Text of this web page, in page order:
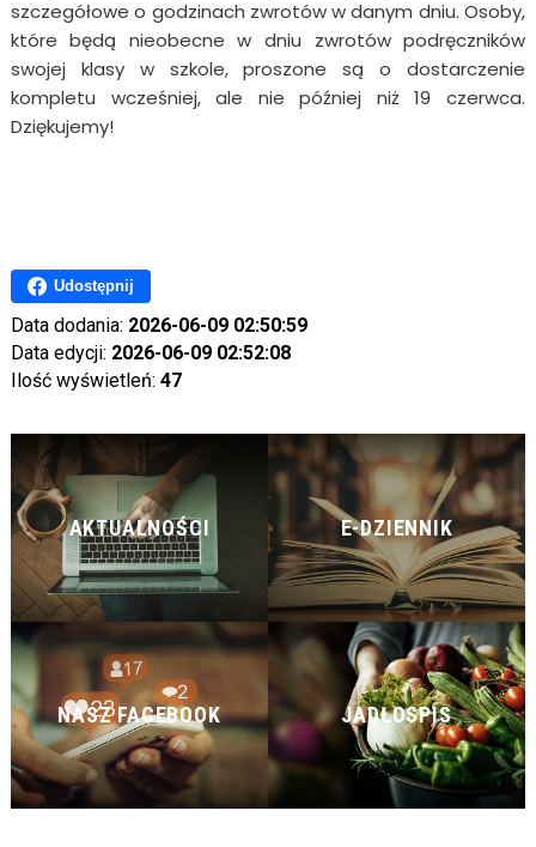
szczegółowe o godzinach zwrotów w danym dniu. Osoby,
które będą nieobecne w dniu zwrotów podręczników
swojej klasy w szkole, proszone są o dostarczenie
kompletu wcześniej, ale nie później niż 19 czerwca.
Dziękujemy!
Udostępnij
Data dodania: 2026-06-09 02:50:59
Data edycji: 2026-06-09 02:52:08
Ilość wyświetleń: 47
AKTUALNOŚCI E-DZIENNIK
NASZ FACEBOOK JADŁOSPIS